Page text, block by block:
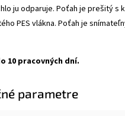
ju odparuje. Poťah je prešitý s
PES vlákna. Poťah je
10 pracovných dní.
parametre